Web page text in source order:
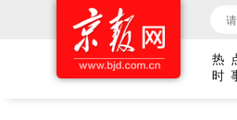
热
时